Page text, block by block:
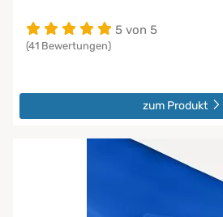
5 von 5
(41 Bewertungen)
zum Produkt